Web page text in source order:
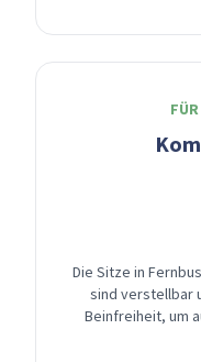
Die Sitze in
sind verstellbar
Beinfreiheit, um